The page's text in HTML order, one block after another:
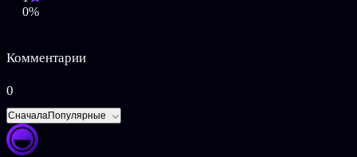
0%
Комментарии
0
СначалаПопулярные